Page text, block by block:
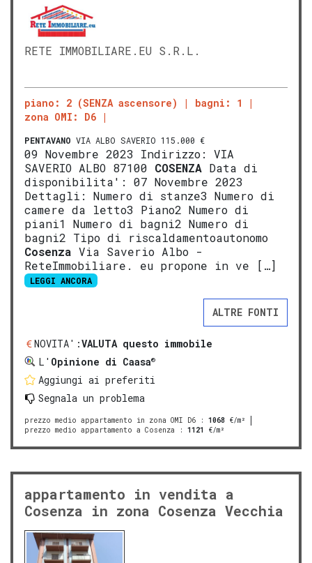
RETE IMMOBILIARE.EU S.R.L.
piano: 2 (SENZA ascensore)
bagni: 1
zona OMI: D6
PENTAVANO VIA ALBO SAVERIO 115.000 €
09 Novembre 2023 Indirizzo: VIA
SAVERIO ALBO 87100 COSENZA Data di
disponibilita': 07 Novembre 2023
Dettagli: Numero di stanze3 Numero di
camere da letto3 Piano2 Numero di
piani1 Numero di bagni2 Numero di
bagni2 Tipo di riscaldamentoautonomo
Cosenza Via Saverio Albo -
ReteImmobiliare. eu propone in ve […]
LEGGI ANCORA
ALTRE FONTI
NOVITA':VALUTA questo immobile
L' Opinione di Caasa®
Aggiungi ai preferiti
Segnala un problema
prezzo medio appartamento in zona OMI D6 : 1068 €/m²
prezzo medio appartamento a Cosenza : 1121 €/m²
appartamento in vendita a
Cosenza in zona Cosenza Vecchia